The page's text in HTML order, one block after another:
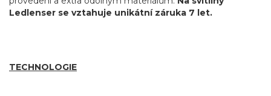
Ledlenser se vztahuje unikátní záruka 7 let.
TECHNOLOGIE